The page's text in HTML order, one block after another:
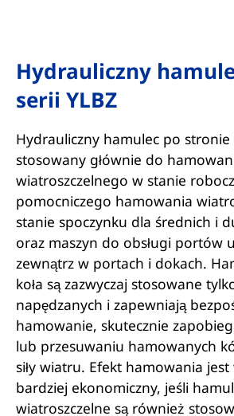
Hydrauliczny
serii YLBZ
Hydrauliczny hamulec po stronie
stosowany głównie do
wiatroszczelnego w stanie
pomocniczego hamowania
stanie spoczynku dla średnich i
oraz maszyn do obsługi portów
zewnątrz w portach i dokach.
koła są zazwyczaj stosowane
napędzanych i zapewniają
hamowanie, skutecznie
lub przesuwaniu hamowanych
siły wiatru. Efekt hamowania
bardziej ekonomiczny, jeśli
wiatroszczelne są również